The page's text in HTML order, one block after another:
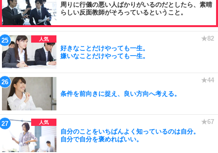
周りに行儀の悪い人ばかりがいるのだとしたら、素晴
らしい反面教師がそろっているということ。
好きなことだけやっても一生。
嫌いなことだけやっても一生。
条件を前向きに捉え、良い方向へ考える。
自分のことをいちばんよく知っているのは自分。
自分で自分を褒めればいい。